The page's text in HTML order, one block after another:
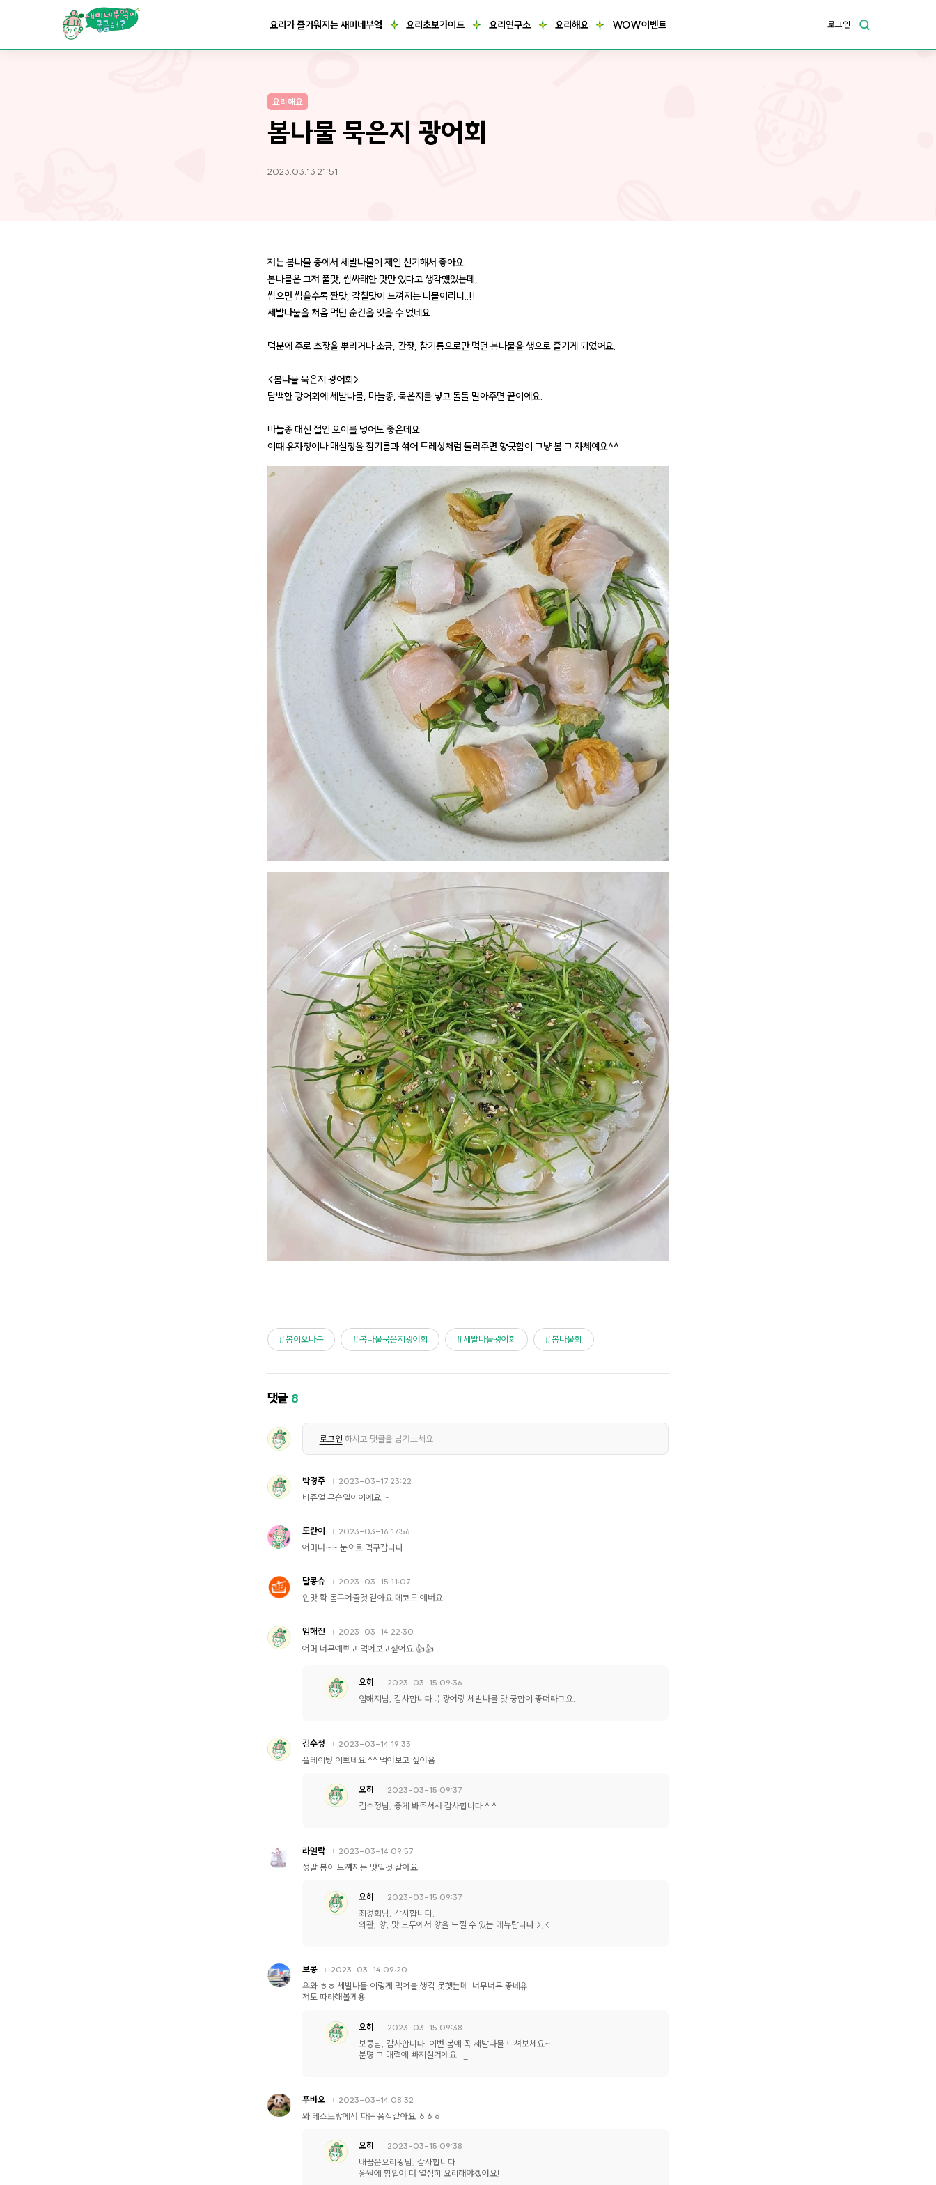
요리가 즐거워지는 새미네부엌 요리초보가이드 요리연구소 요리해요 WOW이벤트 로그인
요리해요
봄나물 묵은지 광어회
2023.03.13 21:51
저는 봄나물 중에서 세발나물이 제일 신기해서 좋아요.
봄나물은 그저 풀맛, 쌉싸래한 맛만 있다고 생각했었는데,
씹으면 씹을수록 짠맛, 감칠맛이 느껴지는 나물이라니..!!
세발나물을 처음 먹던 순간을 잊을 수 없네요.
덕분에 주로 초장을 뿌리거나 소금, 간장, 참기름으로만 먹던 봄나물을 생으로 즐기게 되었어요.
<봄나물 묵은지 광어회>
담백한 광어회에 세발나물, 마늘종, 묵은지를 넣고 돌돌 말아주면 끝이에요.
마늘종 대신 절인 오이를 넣어도 좋은데요.
이때 유자청이나 매실청을 참기름과 섞어 드레싱처럼 둘러주면 향긋함이 그냥 봄 그 자체예요^^
봄이오나봄 봄나물묵은지광어회 세발나물광어회 봄나물회
댓글 8
로그인 하시고 댓글을 남겨보세요.
박경주 2023-03-17 23:22
비쥬얼 무슨일이이에요!~
도란이 2023-03-16 17:56
어머나~~ 눈으로 먹구갑니다
달콩슈 2023-03-15 11:07
입맛 확 돋구어줄것 같아요 데코도 예뻐요
임해진 2023-03-14 22:30
어머 너무예쁘고 먹어보고싶어요 👍👍
요히 2023-03-15 09:36
임해지님, 감사합니다 :) 광어랑 세발나물 맛 궁합이 좋더라고요.
김수정 2023-03-14 19:33
플레이팅 이쁘네요 ^^ 먹어보고 싶어욤
요히 2023-03-15 09:37
김수정님, 좋게 봐주셔서 감사합니다 ^.^
라일락 2023-03-14 09:57
정말 봄이 느껴지는 맛일것 같아요
요히 2023-03-15 09:37
최경희님, 감사합니다.
외관, 향, 맛 모두에서 향을 느낄 수 있는 메뉴랍니다 >,<
보콩 2023-03-14 09:20
우와 ㅎㅎ 세발나물 이렇게 먹어볼 생각 못햇는데! 너무너무 좋네유!!!
저도 따라해볼게용
요히 2023-03-15 09:38
보콩님, 감사합니다. 이번 봄에 꼭 세발나물 드셔보세요~
분명 그 매력에 빠지실거예요+_+
푸바오 2023-03-14 08:32
와 레스토랑에서 파는 음식같아요 ㅎㅎㅎ
요히 2023-03-15 09:38
내꿈은요리왕님, 감사합니다.
응원에 힘입어 더 열심히 요리해야겠어요!